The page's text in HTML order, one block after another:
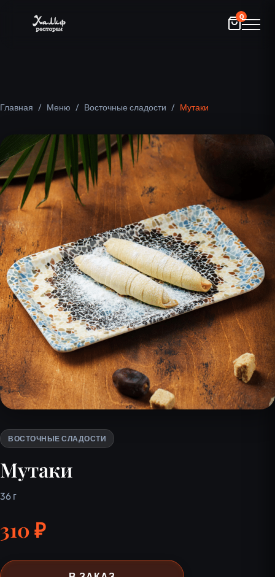
0
Главная / Меню / Восточные сладости / Мутаки
ВОСТОЧНЫЕ СЛАДОСТИ
Мутаки
36 г
310 ₽